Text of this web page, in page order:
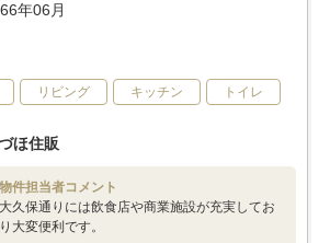
年06月
リビング キッチン トイレ
ほ住販
物件担当者コメント
大久保通りには飲食店や商業施設が充実してお
り大変便利です。